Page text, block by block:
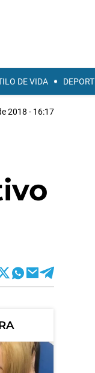
DE VIDA
2018 - 16:17